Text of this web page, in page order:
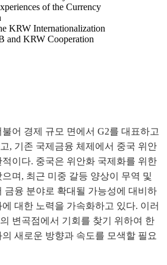
of the Currency
KRW Internationalization
and KRW Cooperation
어 경제 규모 면에서 G2를 대표하고
, 기존 국제금융 체제에서 중국 위안
이다. 중국은 위안화 국제화를 위한
며, 최근 미중 갈등 양상이 무역 및
금융 분야로 확대될 가능성에 대비하
대한 노력을 가속화하고 있다. 이러
변곡점에서 기회를 찾기 위하여 한
새로운 방향과 속도를 모색할 필요